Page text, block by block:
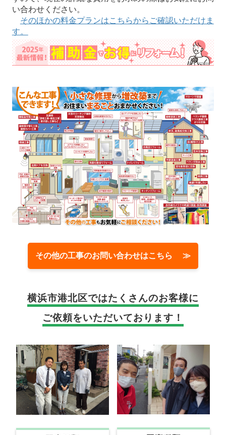
い合わせください。
そのほかの料金プランはこちらからご確認いただけま
す。
その他の工事のお問い合わせはこちら ≫
横浜市港北区ではたくさんのお客様に
ご依頼をいただいております！